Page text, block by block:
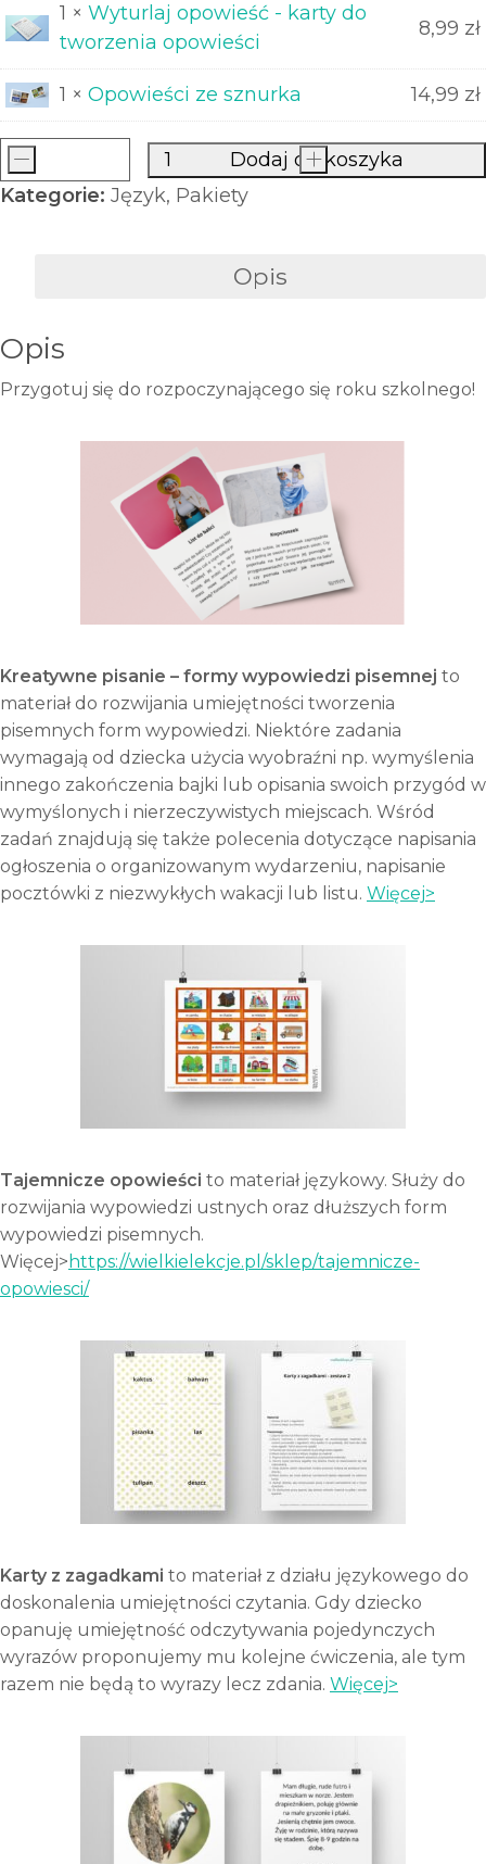
1 × Wyturlaj opowieść - karty do
tworzenia opowieści
8,99 zł
1 × Opowieści ze sznurka 14,99 zł
ilość
Pakiet
-
zestaw
- +
Dodaj do koszyka
Kategorie: Język, Pakiety
Opis
Opis
Przygotuj się do rozpoczynającego się roku szkolnego!
Kreatywne pisanie – formy wypowiedzi pisemnej to
materiał do rozwijania umiejętności tworzenia
pisemnych form wypowiedzi. Niektóre zadania
wymagają od dziecka użycia wyobraźni np. wymyślenia
innego zakończenia bajki lub opisania swoich przygód w
wymyślonych i nierzeczywistych miejscach. Wśród
zadań znajdują się także polecenia dotyczące napisania
ogłoszenia o organizowanym wydarzeniu, napisanie
pocztówki z niezwykłych wakacji lub listu. Więcej>
Tajemnicze opowieści to materiał językowy. Służy do
rozwijania wypowiedzi ustnych oraz dłuższych form
wypowiedzi pisemnych.
Więcej> https://wielkielekcje.pl/sklep/tajemnicze-
opowiesci/
Karty z zagadkami to materiał z działu językowego do
doskonalenia umiejętności czytania. Gdy dziecko
opanuję umiejętność odczytywania pojedynczych
wyrazów proponujemy mu kolejne ćwiczenia, ale tym
razem nie będą to wyrazy lecz zdania. Więcej>